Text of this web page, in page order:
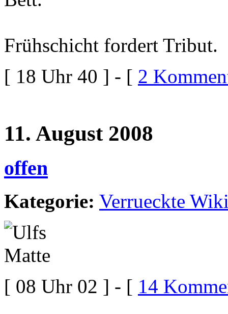
Frühschicht fordert Tribut.
[ 18 Uhr 40 ] - [ 2
11. August 2008
offen
Kategorie: Verrueckte
[ 08 Uhr 02 ] - [ 14